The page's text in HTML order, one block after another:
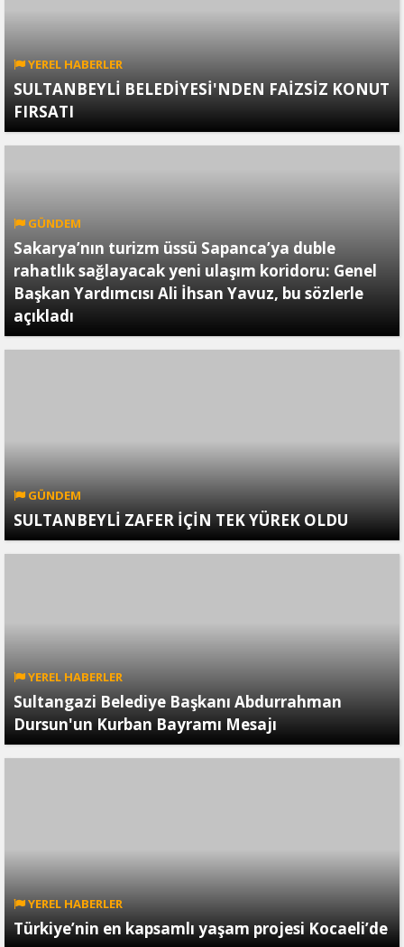
YEREL HABERLER
SULTANBEYLİ BELEDİYESİ'NDEN FAİZSİZ KONUT
FIRSATI
GÜNDEM
Sakarya’nın turizm üssü Sapanca’ya duble
rahatlık sağlayacak yeni ulaşım koridoru: Genel
Başkan Yardımcısı Ali İhsan Yavuz, bu sözlerle
açıkladı
GÜNDEM
SULTANBEYLİ ZAFER İÇİN TEK YÜREK OLDU
YEREL HABERLER
Sultangazi Belediye Başkanı Abdurrahman
Dursun'un Kurban Bayramı Mesajı
YEREL HABERLER
Türkiye’nin en kapsamlı yaşam projesi Kocaeli’de